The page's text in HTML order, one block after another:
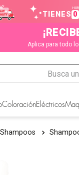
TIENES 0
Aplica para todo
ColoraciónEléctricos
Shampoos
BUSCADOS